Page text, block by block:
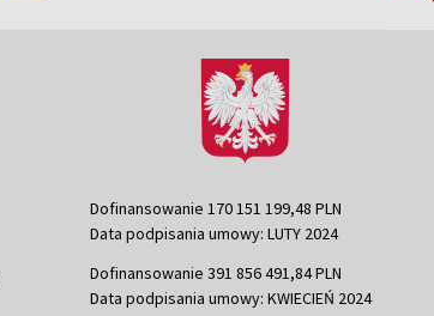
Dofinansowanie 170 151 199,48 PLN
Data podpisania umowy: LUTY 2024
Dofinansowanie 391 856 491,84 PLN
Data podpisania umowy: KWIECIEŃ 2024